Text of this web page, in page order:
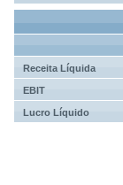
Receita Líquida
EBIT
Lucro Líquido